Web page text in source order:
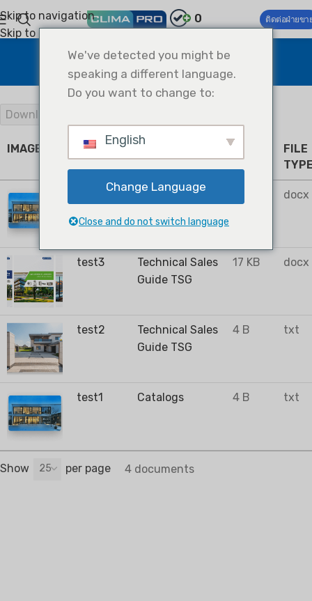
Skip to navigation
Skip to main content
0 ติดต่อฝ่ายขา
Document Library
Home Document Library
Download Selected Documents
IMAGE TITLE CATEGORIES
FILE
cataglog
Catalogs docx
test3
Technical Sales
Guide TSG
17 KB docx
test2
Technical Sales
Guide TSG
4 B txt
test1 Catalogs 4 B txt
Show 25 per page 4 documents
We've detected you might be
speaking a different language.
Do you want to change to:
English
Change Language
Close and do not switch language